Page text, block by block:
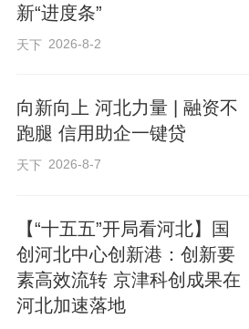
而来，机器轰鸣声与工人
勒出新区蓬勃的建设活力
下一层为城市生活层，
二层是综合换乘层，雄
及规划地铁M1、M2线将
全高效。不久的将来，
线、地铁随意切换，再也
新“进度条”
天下 2026-8-2
向新向上 河北力量 | 融资不
跑腿 信用助企一键贷
天下 2026-8-7
【“十五五”开局看河北】国
创河北中心创新港：创新要
素高效流转 京津科创成果在
河北加速落地